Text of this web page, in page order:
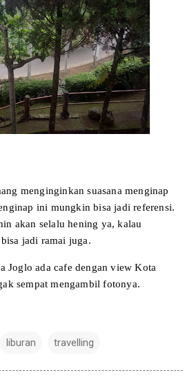
menginginkan suasana menginap
ini mungkin bisa jadi referensi.
akan selalu hening ya, kalau
jadi ramai juga.
Joglo ada cafe dengan view Kota
sempat mengambil fotonya.
liburan travelling